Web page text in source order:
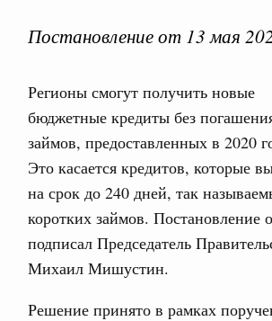
Постановление от 13 мая
Регионы смогут получить новые
бюджетные кредиты без
займов, предоставленных в 2020
Это касается кредитов, которые
на срок до 240 дней, так
коротких займов. Постановление
подписал Председатель
Михаил Мишустин.
Решение принято в рамках
со справками к
поиска перейдите в раздел "Поиск по
Государственная политика в сфере
расширило перечень
от НДФЛ
августа 2026 года №978